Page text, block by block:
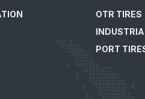
OTR TIRES
PORT